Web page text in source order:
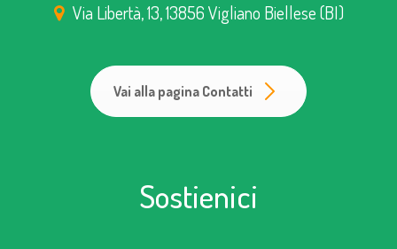
Via Libertà, 13, 13856 Vigliano Biellese (BI)
Vai alla pagina Contatti
Sostienici